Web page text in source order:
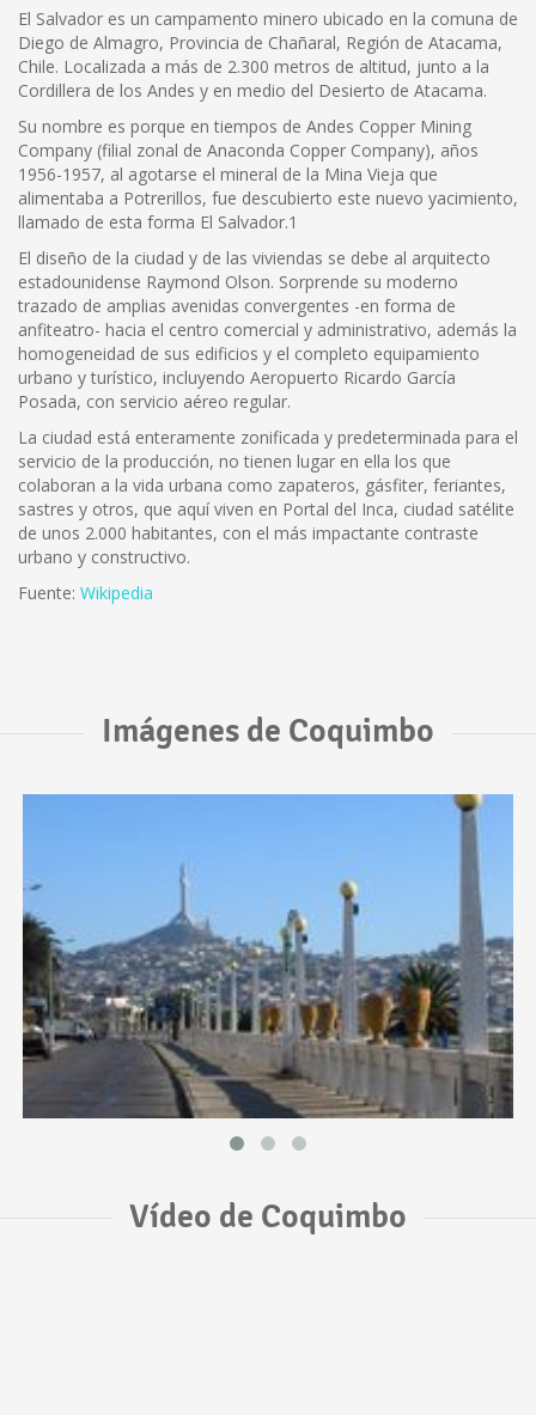
El Salvador es un campamento minero ubicado en la comuna de
Diego de Almagro, Provincia de Chañaral, Región de Atacama,
Chile. Localizada a más de 2.300 metros de altitud, junto a la
Cordillera de los Andes y en medio del Desierto de Atacama.
Su nombre es porque en tiempos de Andes Copper Mining
Company (filial zonal de Anaconda Copper Company), años
1956-1957, al agotarse el mineral de la Mina Vieja que
alimentaba a Potrerillos, fue descubierto este nuevo yacimiento,
llamado de esta forma El Salvador.1
El diseño de la ciudad y de las viviendas se debe al arquitecto
estadounidense Raymond Olson. Sorprende su moderno
trazado de amplias avenidas convergentes -en forma de
anfiteatro- hacia el centro comercial y administrativo, además la
homogeneidad de sus edificios y el completo equipamiento
urbano y turístico, incluyendo Aeropuerto Ricardo García
Posada, con servicio aéreo regular.
La ciudad está enteramente zonificada y predeterminada para el
servicio de la producción, no tienen lugar en ella los que
colaboran a la vida urbana como zapateros, gásfiter, feriantes,
sastres y otros, que aquí viven en Portal del Inca, ciudad satélite
de unos 2.000 habitantes, con el más impactante contraste
urbano y constructivo.
Fuente: Wikipedia
Imágenes de Coquimbo
Vídeo de Coquimbo